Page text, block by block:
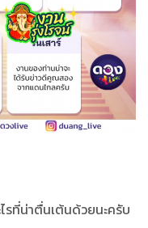
รที่น่าตื่นเต้นด้วยนะครับ